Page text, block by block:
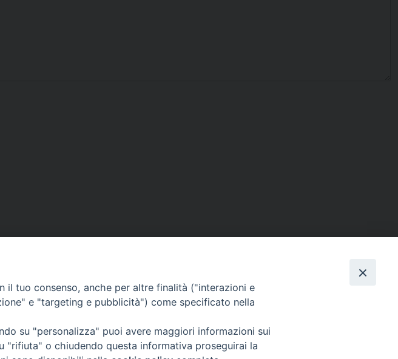
I nostri social
tuo consenso, anche per altre finalità ("interazioni e
e "targeting e pubblicità") come specificato nella
su "personalizza" puoi avere maggiori informazioni sui
"rifiuta" o chiudendo questa informativa proseguirai la